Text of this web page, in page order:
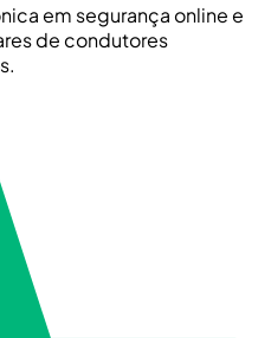
em segurança online e
de condutores